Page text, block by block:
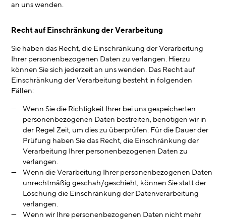
an uns wenden.
Recht auf Einschränkung der Verarbeitung
Sie haben das Recht, die Einschränkung der Verarbeitung
Ihrer personenbezogenen Daten zu verlangen. Hierzu
können Sie sich jederzeit an uns wenden. Das Recht auf
Einschränkung der Verarbeitung besteht in folgenden
Fällen:
Wenn Sie die Richtigkeit Ihrer bei uns gespeicherten
personenbezogenen Daten bestreiten, benötigen wir in
der Regel Zeit, um dies zu überprüfen. Für die Dauer der
Prüfung haben Sie das Recht, die Einschränkung der
Verarbeitung Ihrer personenbezogenen Daten zu
verlangen.
Wenn die Verarbeitung Ihrer personenbezogenen Daten
unrechtmäßig geschah/geschieht, können Sie statt der
Löschung die Einschränkung der Datenverarbeitung
verlangen.
Wenn wir Ihre personenbezogenen Daten nicht mehr